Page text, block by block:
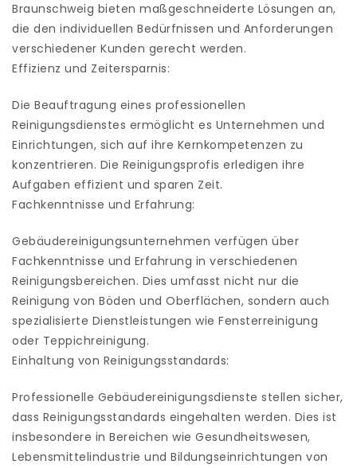
Braunschweig bieten maßgeschneiderte Lösungen an,
die den individuellen Bedürfnissen und Anforderungen
verschiedener Kunden gerecht werden.
Effizienz und Zeitersparnis:
Die Beauftragung eines professionellen
Reinigungsdienstes ermöglicht es Unternehmen und
Einrichtungen, sich auf ihre Kernkompetenzen zu
konzentrieren. Die Reinigungsprofis erledigen ihre
Aufgaben effizient und sparen Zeit.
Fachkenntnisse und Erfahrung:
Gebäudereinigungsunternehmen verfügen über
Fachkenntnisse und Erfahrung in verschiedenen
Reinigungsbereichen. Dies umfasst nicht nur die
Reinigung von Böden und Oberflächen, sondern auch
spezialisierte Dienstleistungen wie Fensterreinigung
oder Teppichreinigung.
Einhaltung von Reinigungsstandards:
Professionelle Gebäudereinigungsdienste stellen sicher,
dass Reinigungsstandards eingehalten werden. Dies ist
insbesondere in Bereichen wie Gesundheitswesen,
Lebensmittelindustrie und Bildungseinrichtungen von